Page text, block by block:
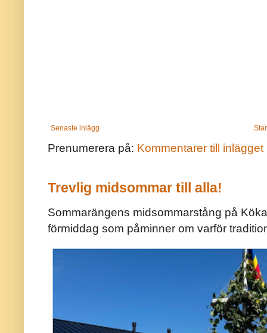
Senaste inlägg
Prenumerera på: Kommentarer till inlägget
Trevlig midsommar till alla!
Sommarängens midsommarstång på
förmiddag som påminner om varför